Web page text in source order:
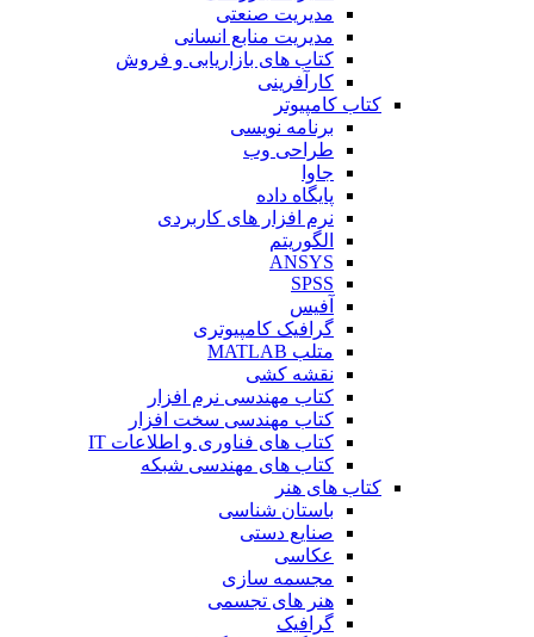
مدیریت صنعتی
مدیریت منابع انسانی
کتاب های بازاریابی و فروش
کارآفرینی
کتاب کامپیوتر
برنامه نویسی
طراحی وب
جاوا
پایگاه داده
نرم افزار های کاربردی
الگوریتم
ANSYS
SPSS
آفیس
گرافیک کامپیوتری
متلب MATLAB
نقشه کشی
کتاب مهندسی نرم افزار
کتاب مهندسی سخت افزار
کتاب های فناوری و اطلاعات IT
کتاب های مهندسی شبکه
کتاب های هنر
باستان شناسی
صنایع دستی
عکاسی
مجسمه سازی
هنر های تجسمی
گرافیک